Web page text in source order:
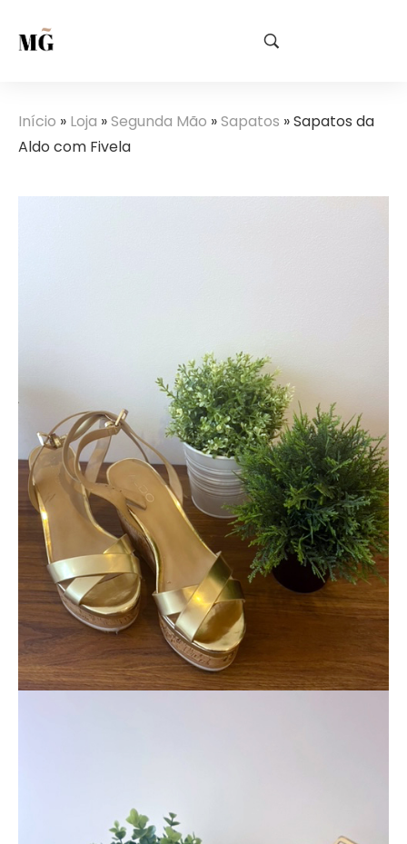
Início » Loja »Segunda Mão »Sapatos »Sapatos da
Aldo com Fivela